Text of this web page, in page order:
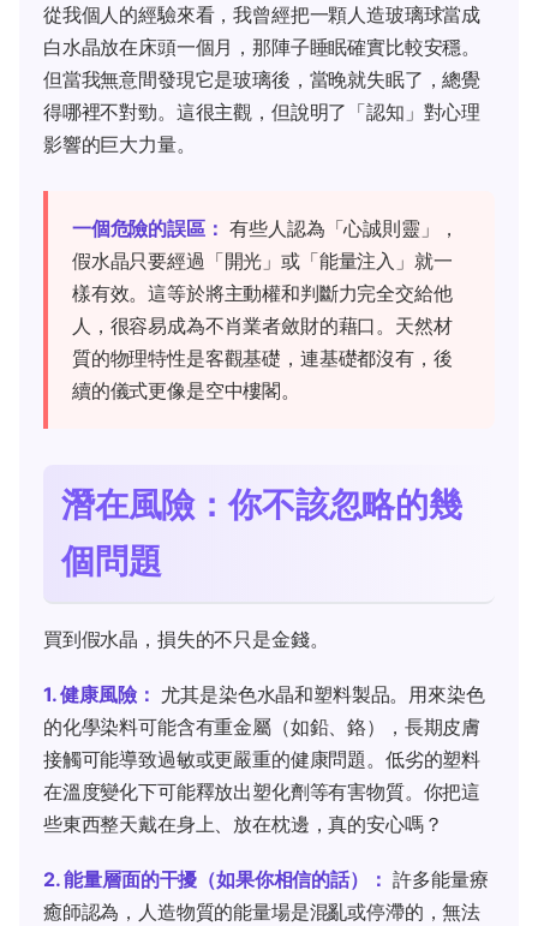
從我個人的經驗來看，我曾經把一顆人造玻璃球當成
白水晶放在床頭一個月，那陣子睡眠確實比較安穩。
但當我無意間發現它是玻璃後，當晚就失眠了，總覺
得哪裡不對勁。這很主觀，但說明了「認知」對心理
影響的巨大力量。
一個危險的誤區： 有些人認為「心誠則靈」，
假水晶只要經過「開光」或「能量注入」就一
樣有效。這等於將主動權和判斷力完全交給他
人，很容易成為不肖業者斂財的藉口。天然材
質的物理特性是客觀基礎，連基礎都沒有，後
續的儀式更像是空中樓閣。
潛在風險：你不該忽略的幾
個問題
買到假水晶，損失的不只是金錢。
1. 健康風險： 尤其是染色水晶和塑料製品。用來染色
的化學染料可能含有重金屬（如鉛、鉻），長期皮膚
接觸可能導致過敏或更嚴重的健康問題。低劣的塑料
在溫度變化下可能釋放出塑化劑等有害物質。你把這
些東西整天戴在身上、放在枕邊，真的安心嗎？
2. 能量層面的干擾（如果你相信的話）： 許多能量療
癒師認為，人造物質的能量場是混亂或停滯的，無法